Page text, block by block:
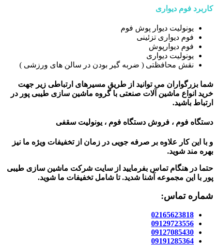
کاربرد فوم دیواری
یونولیت دیوار پوش فوم
فوم دیواری تزئینی
فوم دیوارپوش
یونولیت دیواری
نقش محافظتی ( ضربه گیر بودن در سالن های ورزشی )
شما بزرگواران می توانید از طریق مسیرهای ارتباطی زیر جهت
خرید انواع ماشین آلات صنعتی با گروه ماشین سازی طیبی پور در
ارتباط باشید.
دستگاه فوم ، فروش دستگاه فوم ، یونولیت سقفی
و با این کار علاوه بر صرفه جویی در زمان از تخفیفات ویژه ما نیز
بهره مند شوید.
حتما در هنگام تماس بفرمایید از سایت شرکت ماشین سازی طیبی
پور با این مجموعه آشنا شدید. تا شامل تخفیفات ما شوید.
شماره تماس:
02165623818
09129723556
09127085430
09191285364